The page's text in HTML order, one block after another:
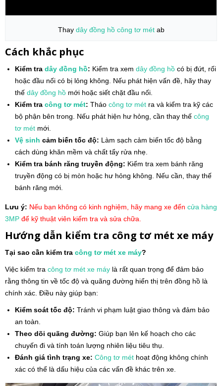
Thay dây đồng hồ công tơ métab
Cách khắc phục
Kiểm tra dây đồng hồ: Kiểm tra xem dây đồng hồ có bị đứt, rối
hoặc đầu nối có bị lỏng không. Nếu phát hiện vấn đề, hãy thay
thế dây đồng hồ mới hoặc siết chặt đầu nối.
Kiểm tra công tơ mét: Tháo công tơ mét ra và kiểm tra kỹ các
bộ phận bên trong. Nếu phát hiện hư hỏng, cần thay thế công
tơ mét mới.
Vệ sinh cảm biến tốc độ: Làm sạch cảm biến tốc độ bằng
cách dùng khăn mềm và chất tẩy rửa nhẹ.
Kiểm tra bánh răng truyền động: Kiểm tra xem bánh răng
truyền động có bị mòn hoặc hư hỏng không. Nếu cần, thay thế
bánh răng mới.
Lưu ý: Nếu bạn không có kinh nghiệm, hãy mang xe đến cửa hàng
3MP để kỹ thuật viên kiểm tra và sửa chữa.
Hướng dẫn kiểm tra công tơ mét xe máy
Tại sao cần kiểm tra công tơ mét xe máy?
Việc kiểm tra công tơ mét xe máy là rất quan trọng để đảm bảo
rằng thông tin về tốc độ và quãng đường hiển thị trên đồng hồ là
chính xác. Điều này giúp bạn:
Kiểm soát tốc độ: Tránh vi phạm luật giao thông và đảm bảo
an toàn.
Theo dõi quãng đường: Giúp bạn lên kế hoạch cho các
chuyến đi và tính toán lượng nhiên liệu tiêu thụ.
Đánh giá tình trạng xe: Công tơ mét hoạt động không chính
xác có thể là dấu hiệu của các vấn đề khác trên xe.